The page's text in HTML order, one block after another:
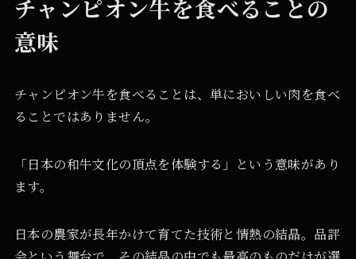
チャンピオン牛を食べることの
意味
チャンピオン牛を食べることは、単においしい肉を食べ
ることではありません。
「日本の和牛文化の頂点を体験する」という意味があり
ます。
日本の農家が長年かけて育てた技術と情熱の結晶。品評